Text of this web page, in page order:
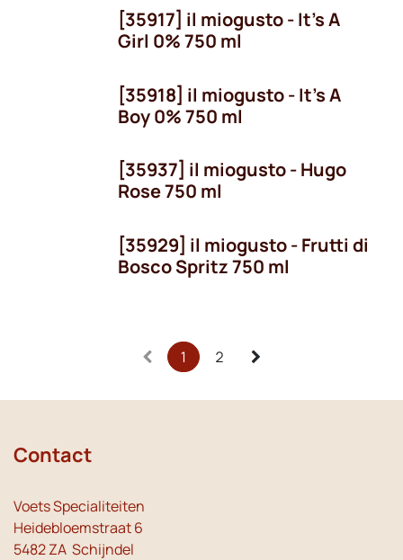
[35917] il miogusto - It's A
Girl 0% 750 ml
[35918] il miogusto - It's A
Boy 0% 750 ml
[35937] il miogusto - Hugo
Rose 750 ml
[35929] il miogusto - Frutti di
Bosco Spritz 750 ml
1 2
Contact
Voets Specialiteiten
Heidebloemstraat 6
5482 ZA Schijndel